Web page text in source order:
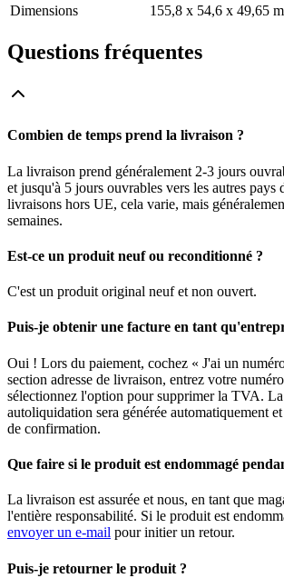
Dimensions
155,8 x 54,6 x 49,65
Questions fréquentes
Combien de temps prend la livraison ?
La livraison prend généralement 2-3 jours
et jusqu'à 5 jours ouvrables vers les autres pays
livraisons hors UE, cela varie, mais
semaines.
Est-ce un produit neuf ou reconditionné ?
C'est un produit original neuf et non ouvert.
Puis-je obtenir une facture en tant
Oui ! Lors du paiement, cochez « J'ai un
section adresse de livraison, entrez votre
sélectionnez l'option pour supprimer la TVA.
autoliquidation sera générée automatiquement
de confirmation.
Que faire si le produit est endommagé
La livraison est assurée et nous, en tant que
l'entière responsabilité. Si le produit est
envoyer un e-mail pour initier un retour.
Puis-je retourner le produit ?